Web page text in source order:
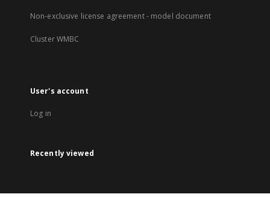
Non-exclusive license agreement - model document
Cluster WMBC
User's account
Log in
Recently viewed